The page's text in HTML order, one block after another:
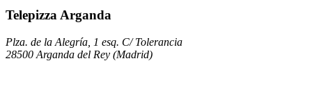
Telepizza Arganda
Plza. de la Alegría, 1 esq. C/ Tolerancia
28500 Arganda del Rey (Madrid)